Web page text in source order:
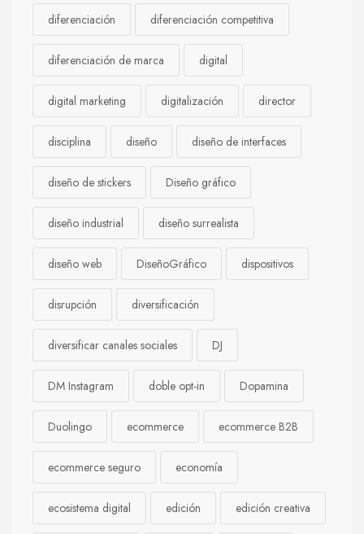
diferenciación diferenciación competitiva
diferenciación de marca digital
digital marketing digitalización director
disciplina diseño diseño de interfaces
diseño de stickers Diseño gráfico
diseño industrial diseño surrealista
diseño web DiseñoGráfico dispositivos
disrupción diversificación
diversificar canales sociales DJ
DM Instagram doble opt-in Dopamina
Duolingo ecommerce ecommerce B2B
ecommerce seguro economía
ecosistema digital edición edición creativa